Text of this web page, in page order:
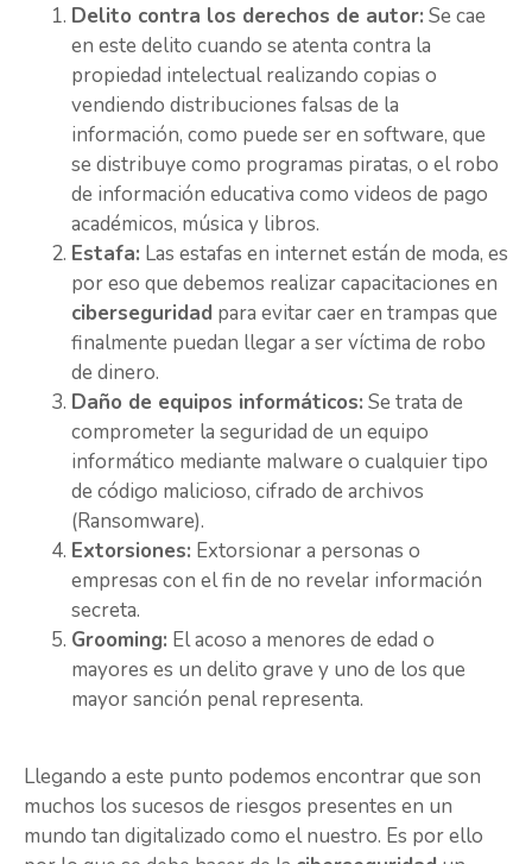
Delito contra los derechos de autor: Se cae
en este delito cuando se atenta contra la
propiedad intelectual realizando copias o
vendiendo distribuciones falsas de la
información, como puede ser en software, que
se distribuye como programas piratas, o el robo
de información educativa como videos de pago
académicos, música y libros.
Estafa: Las estafas en internet están de moda, es
por eso que debemos realizar capacitaciones en
ciberseguridad para evitar caer en trampas que
finalmente puedan llegar a ser víctima de robo
de dinero.
Daño de equipos informáticos: Se trata de
comprometer la seguridad de un equipo
informático mediante malware o cualquier tipo
de código malicioso, cifrado de archivos
(Ransomware).
Extorsiones: Extorsionar a personas o
empresas con el fin de no revelar información
secreta.
Grooming: El acoso a menores de edad o
mayores es un delito grave y uno de los que
mayor sanción penal representa.
Llegando a este punto podemos encontrar que son
muchos los sucesos de riesgos presentes en un
mundo tan digitalizado como el nuestro. Es por ello